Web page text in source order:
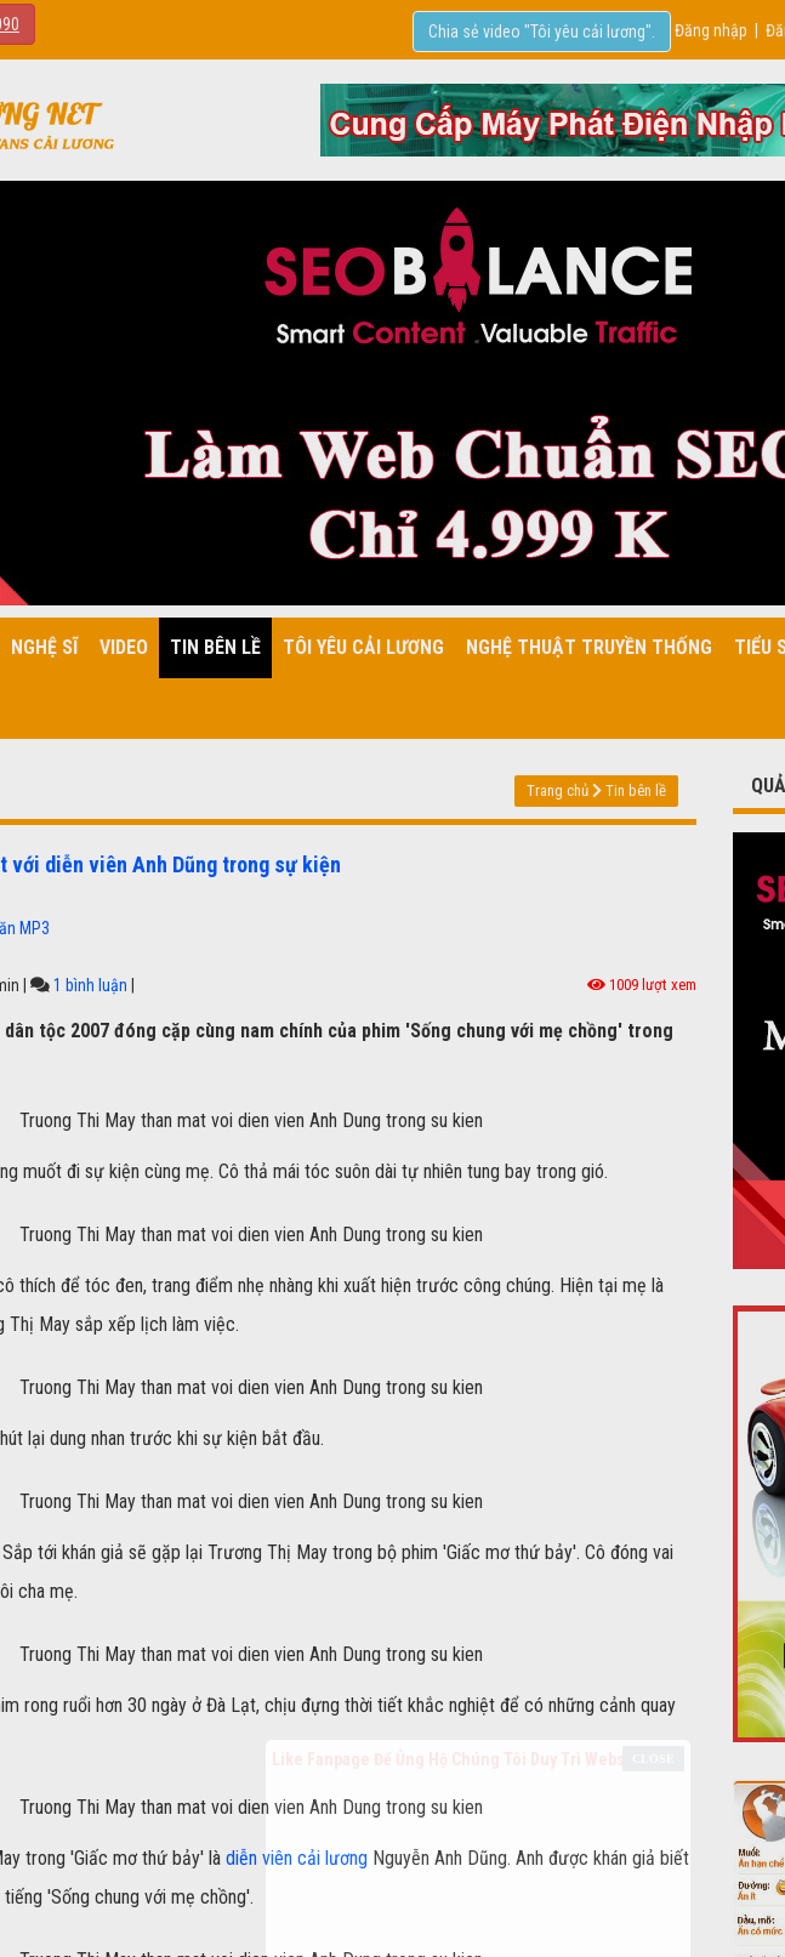
Đăng nhập
Chia sẻ video "Tôi yêu cải lương".
NGHỆ SĨ VIDEO TIN BÊN LỀ TÔI YÊU CẢI LƯƠNG NGHỆ THUẬT TRUYỀN THỐNG TIỂU
Trang chủ Tin bên lề
với diễn viên Anh Dũng trong sự kiện
MP3
1 bình luận 1009 lượt xem
tộc 2007 đóng cặp cùng nam chính của phim 'Sống chung với mẹ chồng' trong
muốt đi sự kiện cùng mẹ. Cô thả mái tóc suôn dài tự nhiên tung bay trong gió.
thích để tóc đen, trang điểm nhẹ nhàng khi xuất hiện trước công chúng. Hiện tại mẹ là
Thị May sắp xếp lịch làm việc.
lại dung nhan trước khi sự kiện bắt đầu.
tới khán giả sẽ gặp lại Trương Thị May trong bộ phim 'Giấc mơ thứ bảy'. Cô đóng vai
cha mẹ.
rong ruổi hơn 30 ngày ở Đà Lạt, chịu đựng thời tiết khắc nghiệt để có những cảnh quay
trong 'Giấc mơ thứ bảy' là diễn viên cải lương Nguyễn Anh Dũng. Anh được khán giả biết
'Sống chung với mẹ chồng'.